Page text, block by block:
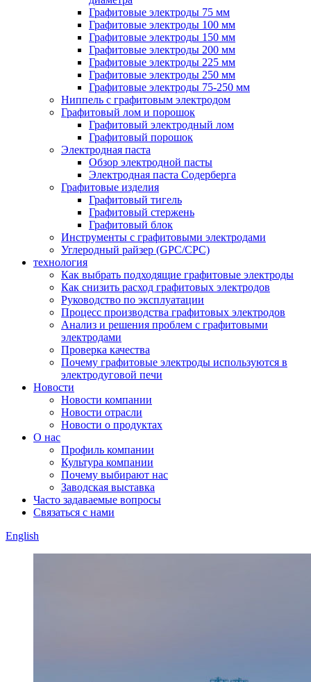
Графитовые электроды 75 мм
Графитовые электроды 100 мм
Графитовые электроды 150 мм
Графитовые электроды 200 мм
Графитовые электроды 225 мм
Графитовые электроды 250 мм
Графитовые электроды 75-250 мм
Ниппель с графитовым электродом
Графитовый лом и порошок
Графитовый электродный лом
Графитовый порошок
Электродная паста
Обзор электродной пасты
Электродная паста Содерберга
Графитовые изделия
Графитовый тигель
Графитовый стержень
Графитовый блок
Инструменты с графитовыми электродами
Углеродный райзер (GPC/CPC)
технология
Как выбрать подходящие графитовые электроды
Как снизить расход графитовых электродов
Руководство по эксплуатации
Процесс производства графитовых электродов
Анализ и решения проблем с графитовыми
электродами
Проверка качества
Почему графитовые электроды используются в
электродуговой печи
Новости
Новости компании
Новости отрасли
Новости о продуктах
О нас
Профиль компании
Культура компании
Почему выбирают нас
Заводская выставка
Часто задаваемые вопросы
Связаться с нами
English